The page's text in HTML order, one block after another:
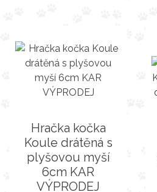
Hračka kočka
Koule drátěná s
plyšovou myší
6cm KAR
VÝPRODEJ